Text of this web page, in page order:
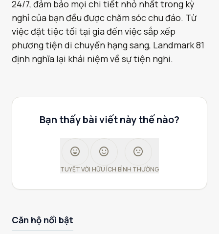
24/7, đảm bảo mọi chi tiết nhỏ nhất trong kỳ
nghỉ của bạn đều được chăm sóc chu đáo. Từ
việc đặt tiệc tối tại gia đến việc sắp xếp
phương tiện di chuyển hạng sang, Landmark 81
định nghĩa lại khái niệm về sự tiện nghi.
Bạn thấy bài viết này thế nào?
sentiment_very_satisfied
TUYỆT VỜI
sentiment_satisfied
HỮU ÍCH
sentiment_neutral
BÌNH THƯỜNG
Căn hộ nổi bật